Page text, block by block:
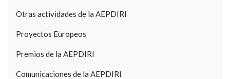
Otras actividades de la AEPDIRI
Proyectos Europeos
Premios de la AEPDIRI
Comunicaciones de la AEPDIRI